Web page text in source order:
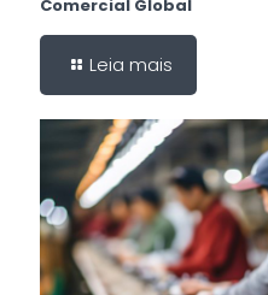
Comercial Global
Leia mais